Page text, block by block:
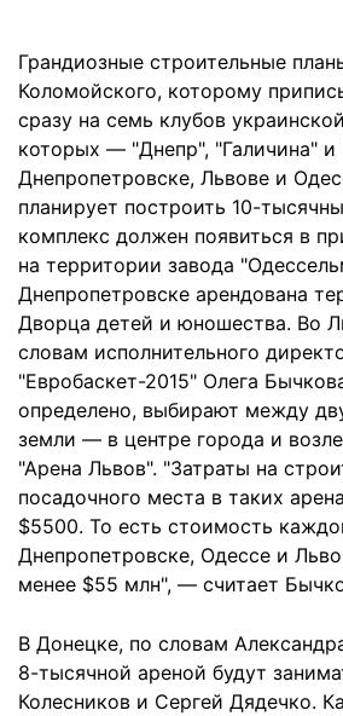
Грандиозные строительные
Коломойского, которому
сразу на семь клубов
которых — "Днепр", "Галичина" и
Днепропетровске, Львове и
планирует построить 10-
комплекс должен появиться в
на территории завода
Днепропетровске арендована
Дворца детей и юношества. Во
словам исполнительного
"Евробаскет-2015" Олега
определено, выбирают между
земли — в центре города и
"Арена Львов". "Затраты на
посадочного места в таких
$5500. То есть стоимость
Днепропетровске, Одессе и
менее $55 млн", — считает
В Донецке, по словам
8-тысячной ареной будут
Колесников и Сергей Дядечко.